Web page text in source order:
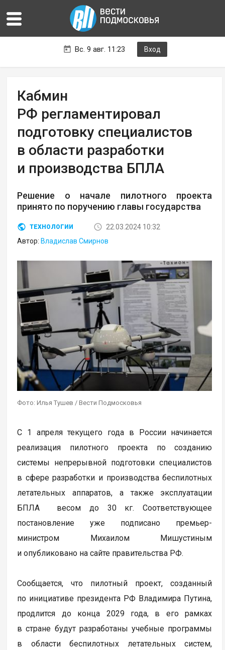
Вс. 9 авг. 11:23 Вход
Кабмин
РФ регламентировал
подготовку специалистов
в области разработки
и производства БПЛА
Решение о начале пилотного проекта
принято по поручению главы государства
ТЕХНОЛОГИИ
22.03.2024 10:32
Автор: Владислав Смирнов
Фото: Илья Тушев / Вести Подмосковья
С 1 апреля текущего года в России начинается
реализация пилотного проекта по созданию
системы непрерывной подготовки специалистов
в сфере разработки и производства беспилотных
летательных аппаратов, а также эксплуатации
БПЛА весом до 30 кг. Соответствующее
постановление уже подписано премьер-
министром Михаилом Мишустиным
и опубликовано на сайте правительства РФ.
Сообщается, что пилотный проект, созданный
по инициативе президента РФ Владимира Путина,
продлится до конца 2029 года, в его рамках
в стране будут разработаны учебные программы
в области беспилотных летательных систем,